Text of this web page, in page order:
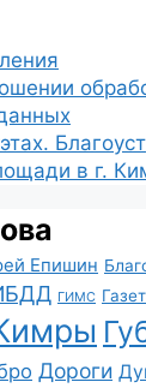
в г.
Епишин
ГИМС
Дороги